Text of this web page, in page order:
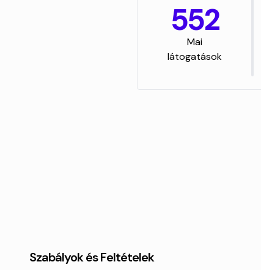
552
Mai
látogatások
Szabályok és Feltételek